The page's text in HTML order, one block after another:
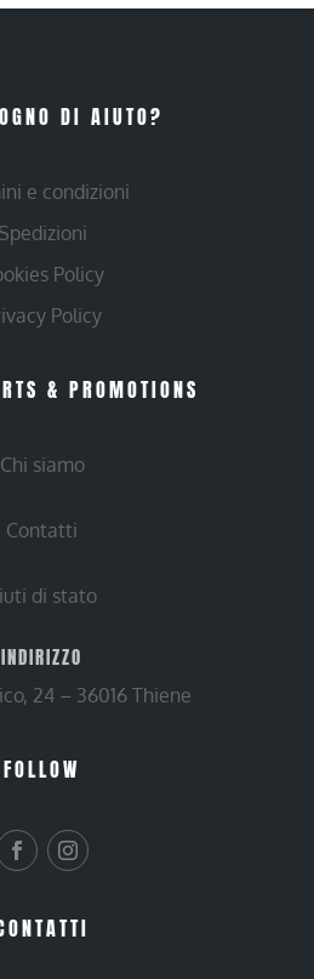
DI AIUTO?
e condizioni
Spedizioni
Policy
Policy
& PROMOTIONS
Chi siamo
Contatti
di stato
INDIRIZZO
24 – 36016 Thiene
FOLLOW